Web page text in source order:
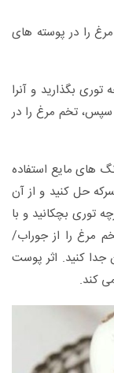
را در پوسته های
توری بگذارید و آنرا
تخم مرغ را در
های مایع استفاده
حل کنید و از آن
توری بچکانید و با
مرغ را از جوراب/
جدا کنید. اثر پوست
کند.